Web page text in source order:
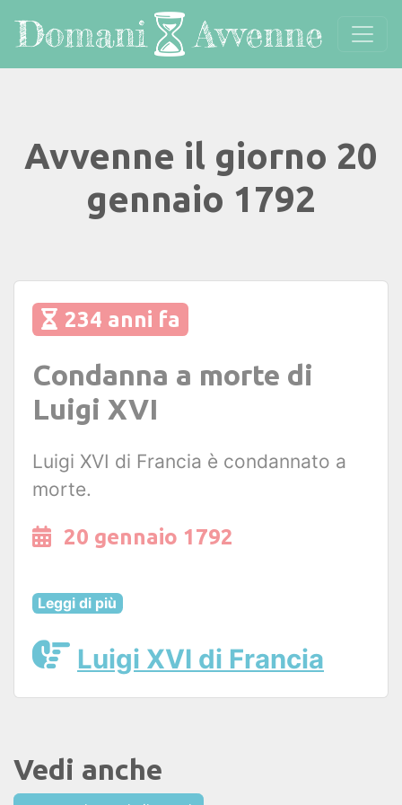
Avvenne il giorno 20
gennaio 1792
234 anni fa
Condanna a morte di
Luigi XVI
Luigi XVI di Francia è condannato a
morte.
20 gennaio 1792
Leggi di più
Luigi XVI di Francia
Vedi anche